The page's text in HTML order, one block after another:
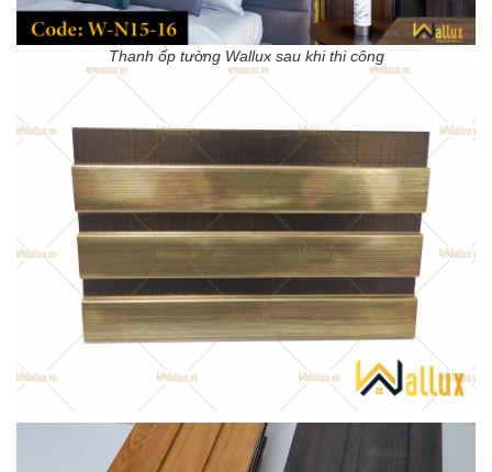
Thanh ốp tường Wallux sau khi thi công